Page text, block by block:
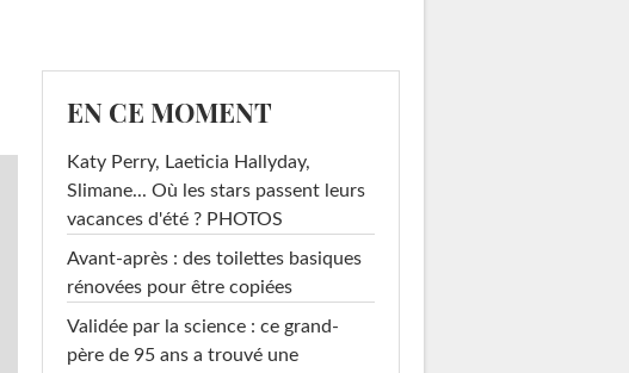
EN CE MOMENT
Katy Perry, Laeticia Hallyday,
Slimane... Où les stars passent leurs
vacances d'été ? PHOTOS
Avant-après : des toilettes basiques
rénovées pour être copiées
Validée par la science : ce grand-
père de 95 ans a trouvé une